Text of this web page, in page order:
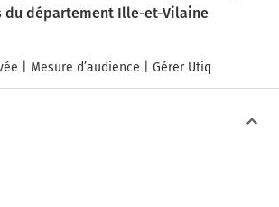
du département Ille-et-Vilaine
Mesure d’audience Gérer Utiq